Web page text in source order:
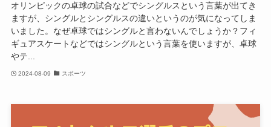
オリンピックの卓球の試合などでシングルスという言葉が出てき
ますが、シングルとシングルスの違いというのが気になってしま
いました。なぜ卓球ではシングルと言わないんでしょうか？フィ
ギュアスケートなどではシングルという言葉を使いますが、卓球
やテ...
2024-08-09 スポーツ